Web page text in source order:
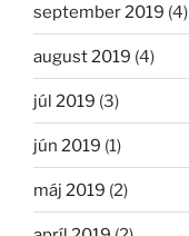
september 2019 (4)
august 2019 (4)
júl 2019 (3)
jún 2019 (1)
máj 2019 (2)